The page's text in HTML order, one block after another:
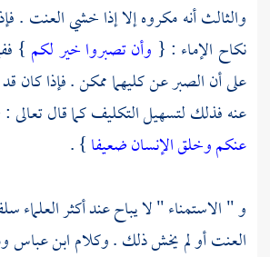
والثالث أنه مكروه إلا إذا خشي العنت .
نكاح الإماء : { وأن تصبروا خير لكم }
على أن الصبر عن كليهما ممكن . فإذا كان
عنه فذلك لتسهيل التكليف كما قال تعالى
عنكم وخلق الإنسان ضعيفا} .
و " الاستمناء " لا يباح عند أكثر
العنت أو لم يخش ذلك . وكلامابن عباس